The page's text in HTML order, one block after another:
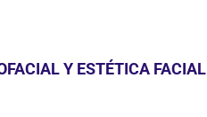
Y ESTÉTICA FACIAL